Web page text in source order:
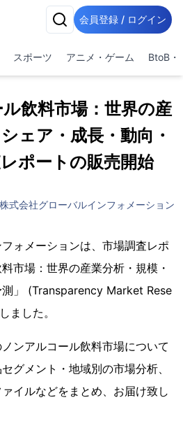
会員登録 / ログイン
スポーツ アニメ・ゲーム BtoB・
ル飲料市場：世界の産
ェア・成長・動向・
ポートの販売開始
株式会社グローバルインフォメーション
ォメーションは、市場調査レポ
市場：世界の産業分析・規模・
測」 (Transparency Market Rese
ました。
ンアルコール飲料市場について
グメント・地域別の市場分析、
イルなどをまとめ、お届け致し